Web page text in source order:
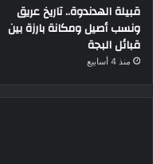
قبيلة الهدندوة.. تاريخ عريق
ونسب أصيل ومكانة بارزة بين
قبائل البجة
منذ 4 أسابيع